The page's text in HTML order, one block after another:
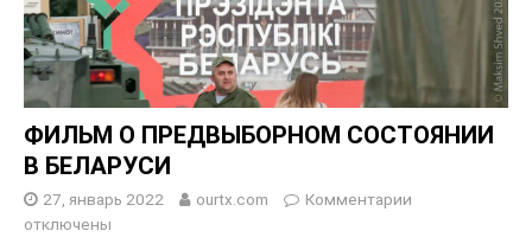
ФИЛЬМ О ПРЕДВЫБОРНОМ СОСТОЯНИИ
В БЕЛАРУСИ
27, январь 2022 ourtx.com
Комментарии
отключены